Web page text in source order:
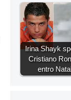
Irina Shayk
Cristiano
entro